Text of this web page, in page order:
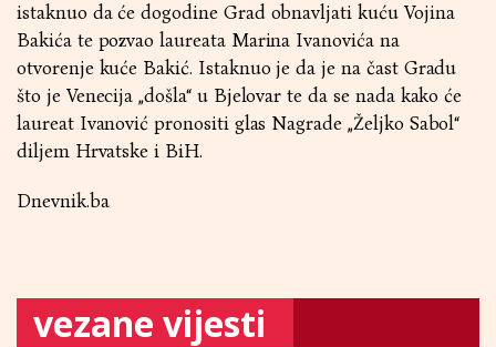
istaknuo da će dogodine Grad obnavljati kuću Vojina
Bakića te pozvao laureata Marina Ivanovića na
otvorenje kuće Bakić. Istaknuo je da je na čast Gradu
što je Venecija „došla“ u Bjelovar te da se nada kako će
laureat Ivanović pronositi glas Nagrade „Željko Sabol“
diljem Hrvatske i BiH.
Dnevnik.ba
vezane vijesti